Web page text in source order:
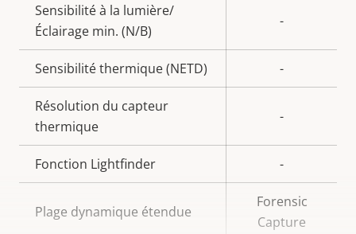
Sensibilité à la lumière/
Éclairage min. (N/B)
-
Sensibilité thermique (NETD) -
Résolution du capteur
thermique
-
Fonction Lightfinder -
Plage dynamique étendue
Forensic
Capture